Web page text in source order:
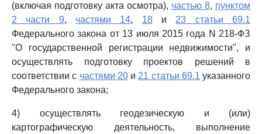
(включая подготовку акта осмотра), частью 8, пунктом
2 части 9, частями 14, 18и 23 статьи 69.1
Федерального закона от 13 июля 2015 года N 218-ФЗ
"О государственной регистрации недвижимости", и
осуществлять подготовку проектов решений в
соответствии с частями 20и 21 статьи 69.1 указанного
Федерального закона;
4) осуществлять геодезическую и (или)
картографическую деятельность, выполнение